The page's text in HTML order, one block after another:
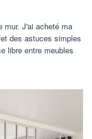
mur. J'ai acheté ma
des astuces simples
libre entre meubles